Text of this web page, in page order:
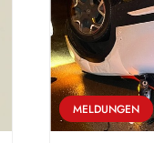
MELDUNGEN